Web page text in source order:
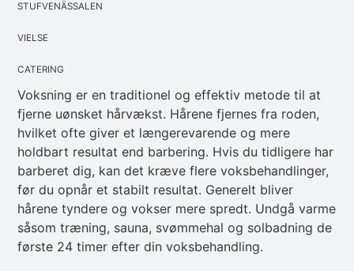
STUFVENÄSSALEN
VIELSE
CATERING
Voksning er en traditionel og effektiv metode til at
fjerne uønsket hårvækst. Hårene fjernes fra roden,
hvilket ofte giver et længerevarende og mere
holdbart resultat end barbering. Hvis du tidligere har
barberet dig, kan det kræve flere voksbehandlinger,
før du opnår et stabilt resultat. Generelt bliver
hårene tyndere og vokser mere spredt. Undgå varme
såsom træning, sauna, svømmehal og solbadning de
første 24 timer efter din voksbehandling.